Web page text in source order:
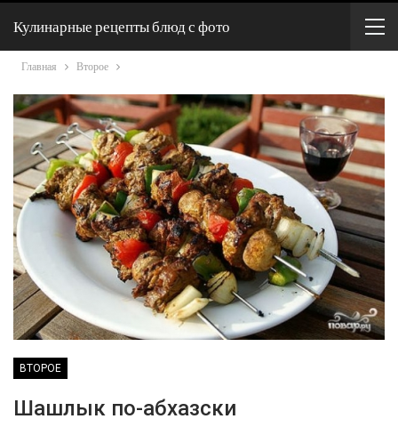
Кулинарные рецепты блюд с фото
Главная Второе
ВТОРОЕ
Шашлык по-абхазски